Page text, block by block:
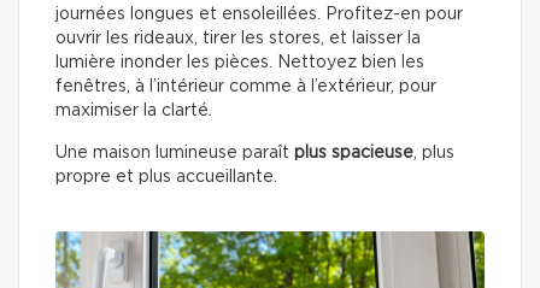
journées longues et ensoleillées. Profitez-en pour
ouvrir les rideaux, tirer les stores, et laisser la
lumière inonder les pièces. Nettoyez bien les
fenêtres, à l’intérieur comme à l’extérieur, pour
maximiser la clarté.
Une maison lumineuse paraît plus spacieuse , plus
propre et plus accueillante.